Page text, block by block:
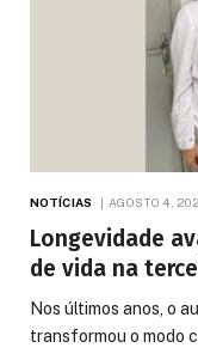
NOTÍCIAS AGOSTO 4,
Longevidade
de vida na
Nos últimos anos, o
transformou o modo